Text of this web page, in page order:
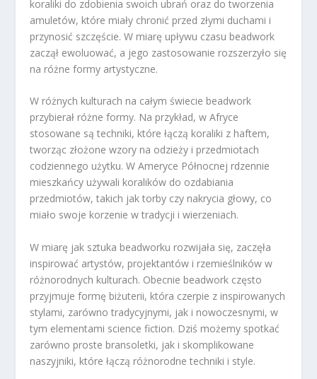
koraliki do zdobienia swoich ubrań oraz do tworzenia
amuletów, które miały chronić przed złymi duchami i
przynosić szczęście. W miarę upływu czasu beadwork
zaczął ewoluować, a jego zastosowanie rozszerzyło się
na różne formy artystyczne.
W różnych kulturach na całym świecie beadwork
przybierał różne formy. Na przykład, w Afryce
stosowane są techniki, które łączą koraliki z haftem,
tworząc złożone wzory na odzieży i przedmiotach
codziennego użytku. W Ameryce Północnej rdzennie
mieszkańcy używali koralików do ozdabiania
przedmiotów, takich jak torby czy nakrycia głowy, co
miało swoje korzenie w tradycji i wierzeniach.
W miarę jak sztuka beadworku rozwijała się, zaczęła
inspirować artystów, projektantów i rzemieślników w
różnorodnych kulturach. Obecnie beadwork często
przyjmuje formę biżuterii, która czerpie z inspirowanych
stylami, zarówno tradycyjnymi, jak i nowoczesnymi, w
tym elementami science fiction. Dziś możemy spotkać
zarówno proste bransoletki, jak i skomplikowane
naszyjniki, które łączą różnorodne techniki i style.